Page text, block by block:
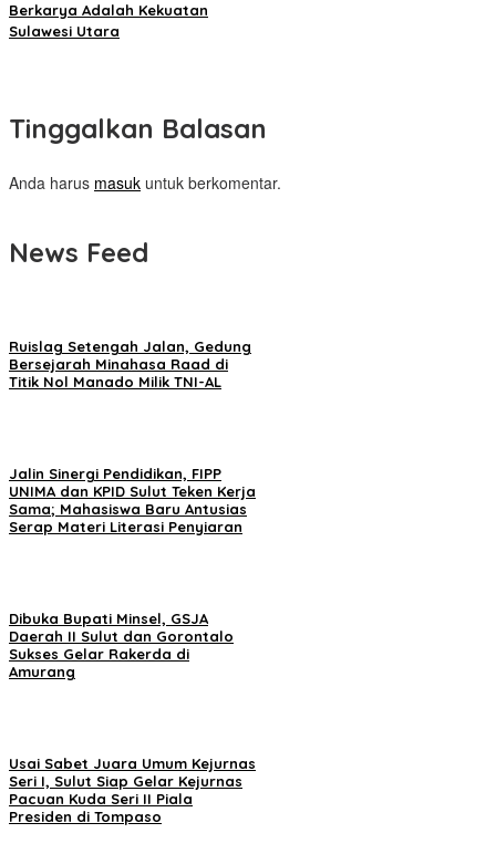
Berkarya Adalah Kekuatan
Sulawesi Utara
Tinggalkan Balasan
Anda harus masuk untuk berkomentar.
News Feed
Ruislag Setengah Jalan, Gedung
Bersejarah Minahasa Raad di
Titik Nol Manado Milik TNI-AL
Jalin Sinergi Pendidikan, FIPP
UNIMA dan KPID Sulut Teken Kerja
Sama; Mahasiswa Baru Antusias
Serap Materi Literasi Penyiaran
Dibuka Bupati Minsel, GSJA
Daerah II Sulut dan Gorontalo
Sukses Gelar Rakerda di
Amurang
Usai Sabet Juara Umum Kejurnas
Seri I, Sulut Siap Gelar Kejurnas
Pacuan Kuda Seri II Piala
Presiden di Tompaso